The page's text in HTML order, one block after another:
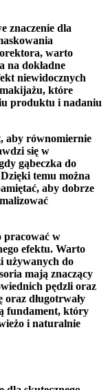
znaczenie dla
warto
na dokładne
niewidocznych
które
produktu i nadaniu
aby równomiernie
się w
gąbeczka do
temu można
aby dobrze
w
efektu. Warto
używanych do
mają znaczący
pędzli oraz
długotrwały
fundament, który
i naturalnie